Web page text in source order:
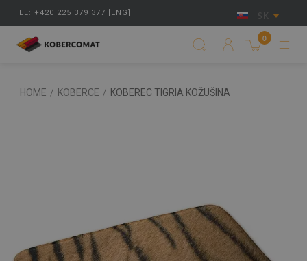
TEL: +420 225 379 377 [ENG] SK
0
HOME / KOBERCE / KOBEREC TIGRIA KOŽUŠINA